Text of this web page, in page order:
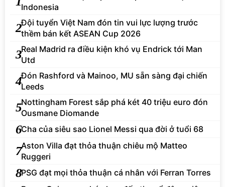
Indonesia
2Đội tuyển Việt Nam đón tin vui lực lượng trước
thềm bán kết ASEAN Cup 2026
3Real Madrid ra điều kiện khó vụ Endrick tới Man
Utd
4Đón Rashford và Mainoo, MU sẵn sàng đại chiến
Leeds
5Nottingham Forest sắp phá két 40 triệu euro đón
Ousmane Diomande
6Cha của siêu sao Lionel Messi qua đời ở tuổi 68
7Aston Villa đạt thỏa thuận chiêu mộ Matteo
Ruggeri
8PSG đạt mọi thỏa thuận cá nhân với Ferran Torres